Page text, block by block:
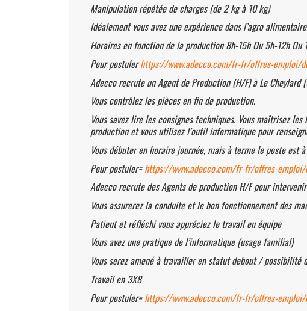
Manipulation répétée de charges (de 2 kg à 10 kg)
Idéalement vous avez une expérience dans l’agro
Horaires en fonction de la production 8h-15h Ou 5h-12h Ou
Pour postulerhttps://www.adecco.com/fr-fr/offres-emploi/
Adecco recrute un Agent de Production (H/F) à Le Cheylard
Vous contrôlez les pièces en fin de production.
Vous savez lire les consignes techniques. Vous maîtrisez
production et vous utilisez l’outil informatique pour
Vous débuter en horaire journée, mais à terme le poste est
Pour postuler=https://www.adecco.com/fr-fr/offres-
Adecco recrute des Agents de production H/F pour
Vous assurerez la conduite et le bon fonctionnement des
Patient et réfléchi vous appréciez le travail en équipe
Vous avez une pratique de l’informatique (usage familial)
Vous serez amené à travailler en statut debout / possibilité
Travail en 3X8
Pour postuler=https://www.adecco.com/fr-fr/offres-